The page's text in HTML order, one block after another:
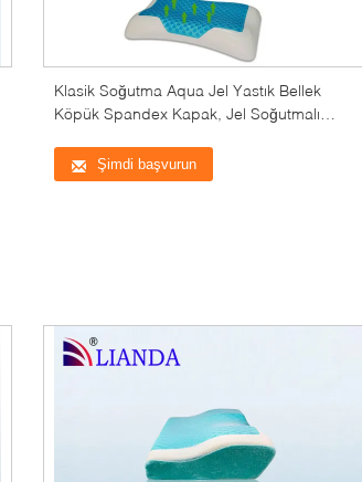
Klasik Soğutma Aqua Jel Yastık Bellek
Köpük Spandex Kapak, Jel Soğutmalı
Şimdi başvurun